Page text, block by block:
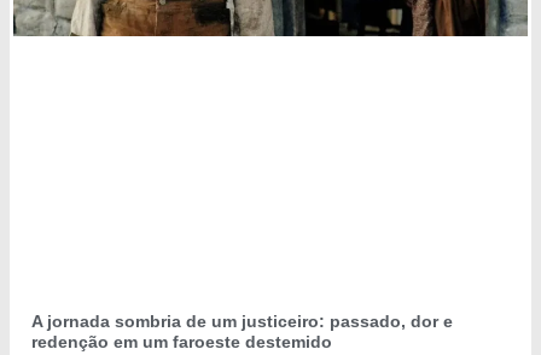
A jornada sombria de um justiceiro: passado, dor e
redenção em um faroeste destemido